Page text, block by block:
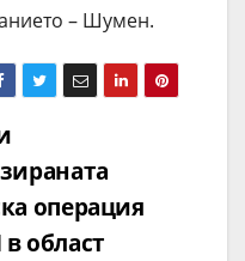
– Шумен.
операция
област